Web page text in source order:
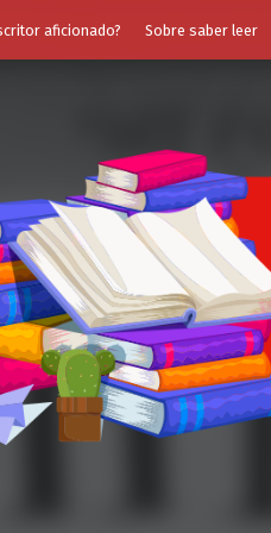
aficionado? Sobre saber leer